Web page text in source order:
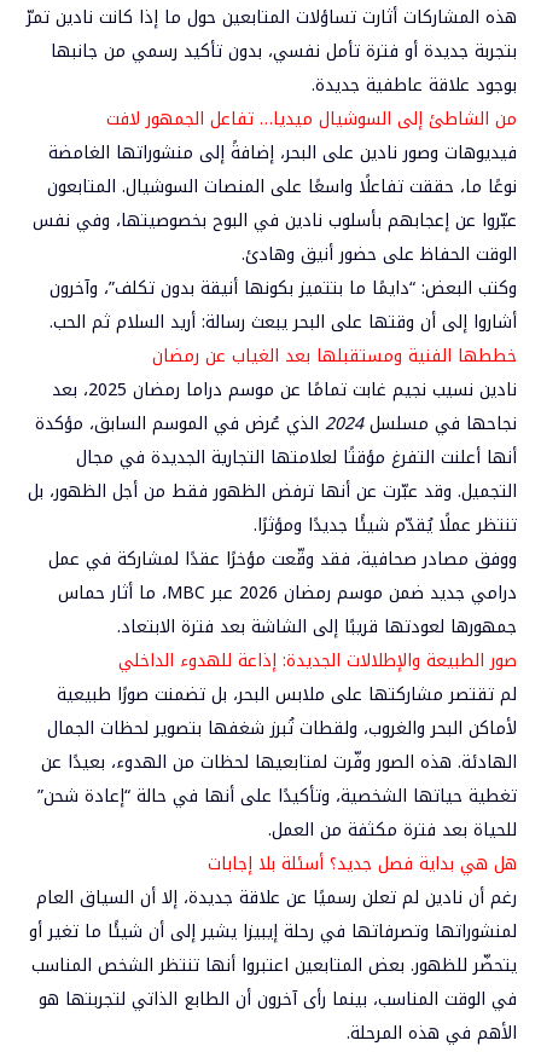
هذه المشاركات أثارت تساؤلات المتابعين حول ما إذا كانت نادين تمرّ
بتجربة جديدة أو فترة تأمل نفسي، بدون تأكيد رسمي من جانبها
بوجود علاقة عاطفية جديدة.
من الشاطئ إلى السوشيال ميديا… تفاعل الجمهور لافت
فيديوهات وصور نادين على البحر، إضافةً إلى منشوراتها الغامضة
نوعًا ما، حققت تفاعلًا واسعًا على المنصات السوشيال. المتابعون
عبّروا عن إعجابهم بأسلوب نادين في البوح بخصوصيتها، وفي نفس
الوقت الحفاظ على حضور أنيق وهادئ.
وكتب البعض: “دايمًا ما بتتميز بكونها أنيقة بدون تكلف”، وآخرون
أشاروا إلى أن وقتها على البحر يبعث رسالة: أريد السلام ثم الحب.
خططها الفنية ومستقبلها بعد الغياب عن رمضان
نادين نسيب نجيم غابت تمامًا عن موسم دراما رمضان 2025، بعد
نجاحها في مسلسل2024 الذي عُرض في الموسم السابق، مؤكدة
أنها أعلنت التفرغ مؤقتًا لعلامتها التجارية الجديدة في مجال
التجميل. وقد عبّرت عن أنها ترفض الظهور فقط من أجل الظهور، بل
تنتظر عملًا يُقدّم شيئًا جديدًا ومؤثرًا.
ووفق مصادر صحافية، فقد وقّعت مؤخرًا عقدًا لمشاركة في عمل
درامي جديد ضمن موسم رمضان 2026 عبر MBC، ما أثار حماس
جمهورها لعودتها قريبًا إلى الشاشة بعد فترة الابتعاد.
صور الطبيعة والإطلالات الجديدة: إذاعة للهدوء الداخلي
لم تقتصر مشاركتها على ملابس البحر، بل تضمنت صورًا طبيعية
لأماكن البحر والغروب، ولقطات تُبرز شغفها بتصوير لحظات الجمال
الهادئة. هذه الصور وفّرت لمتابعيها لحظات من الهدوء، بعيدًا عن
تغطية حياتها الشخصية، وتأكيدًا على أنها في حالة “إعادة شحن”
للحياة بعد فترة مكثفة من العمل.
هل هي بداية فصل جديد؟ أسئلة بلا إجابات
رغم أن نادين لم تعلن رسميًا عن علاقة جديدة، إلا أن السياق العام
لمنشوراتها وتصرفاتها في رحلة إيبيزا يشير إلى أن شيئًا ما تغير أو
يتحضّر للظهور. بعض المتابعين اعتبروا أنها تنتظر الشخص المناسب
في الوقت المناسب، بينما رأى آخرون أن الطابع الذاتي لتجربتها هو
الأهم في هذه المرحلة.